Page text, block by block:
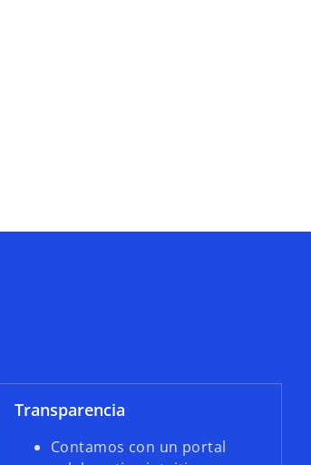
Transparencia
Contamos con un portal